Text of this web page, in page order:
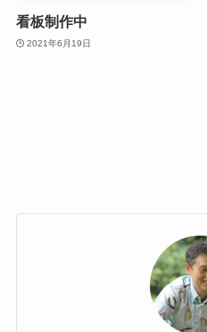
看板制作中
2021年6月19日